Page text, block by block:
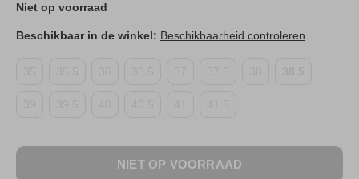
Niet op voorraad
Beschikbaar in de winkel: Beschikbaarheid controleren
NIET OP VOORRAAD